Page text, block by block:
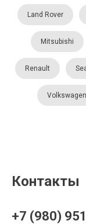
Land Rover
Mitsubishi
Renault
Volkswagen
Контакты
+7 (980)